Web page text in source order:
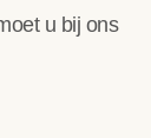
u bij ons